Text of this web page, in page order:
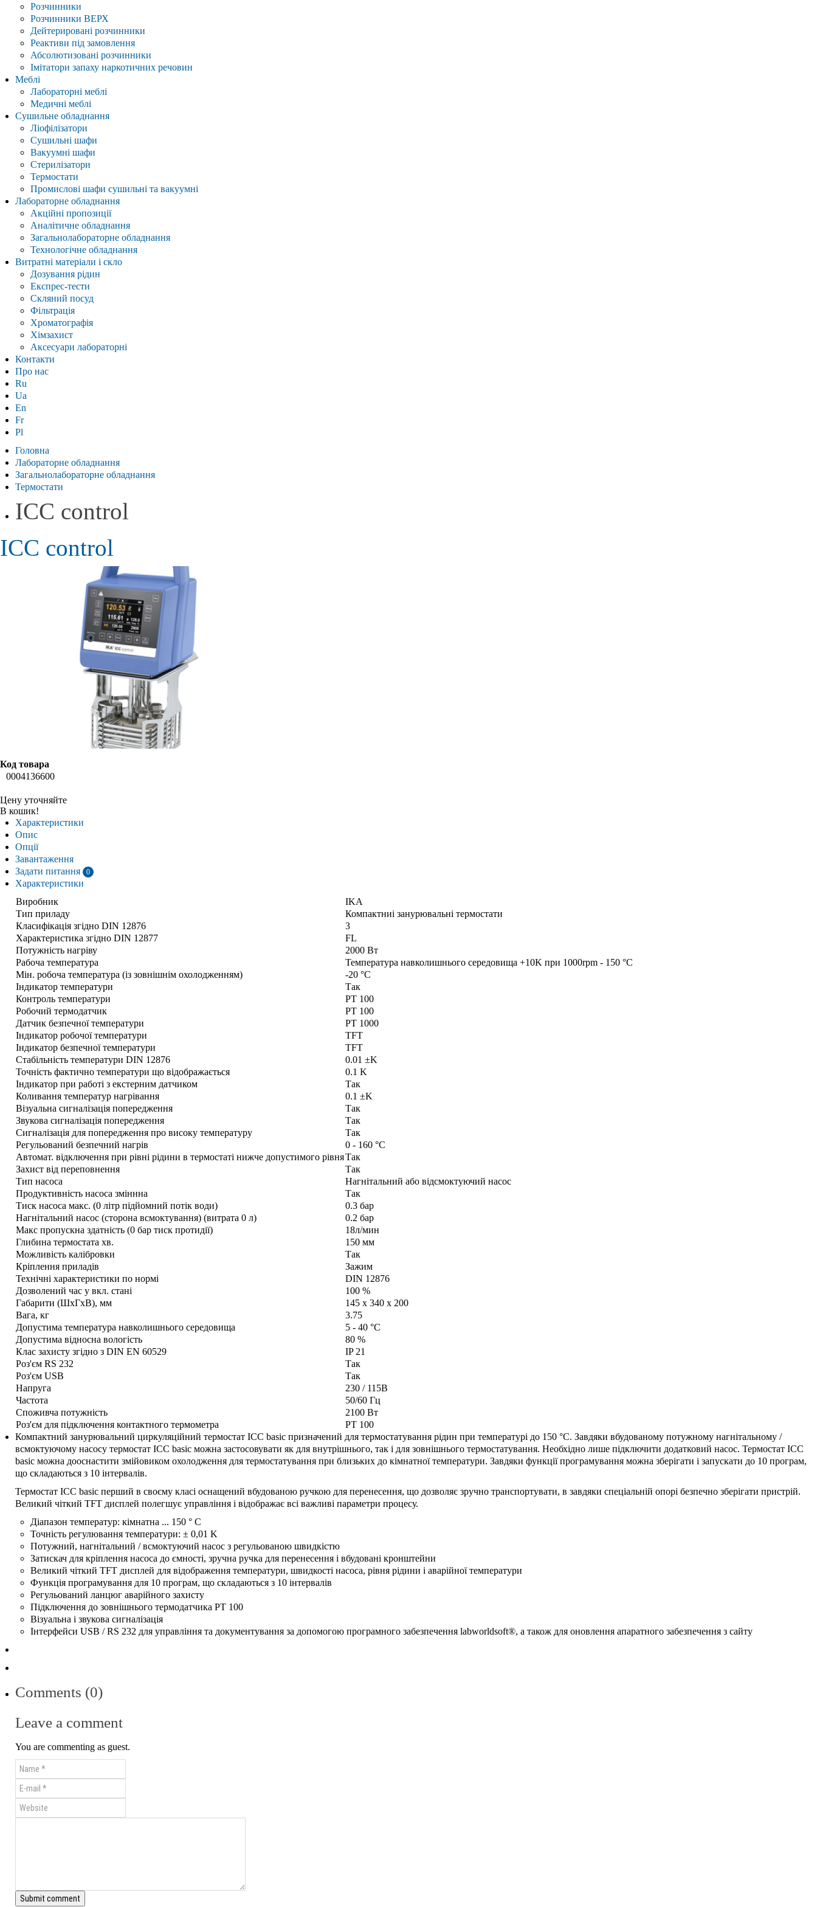
Розчинники
Розчинники ВЕРХ
Дейтерировані розчинники
Реактиви під замовлення
Абсолютизовані розчинники
Імітатори запаху наркотичних речовин
Меблі
Лабораторні меблі
Медичні меблі
Сушильне обладнання
Ліофілізатори
Сушильні шафи
Вакуумні шафи
Стерилізатори
Термостати
Промислові шафи сушильні та вакуумні
Лабораторне обладнання
Акційні пропозиції
Аналітичне обладнання
Загальнолабораторне обладнання
Технологічне обладнання
Витратні матеріали і скло
Дозування рідин
Експрес-тести
Скляний посуд
Фільтрація
Хроматографія
Хімзахист
Аксесуари лабораторні
Контакти
Про нас
Ru
Ua
En
Fr
Pl
Головна
Лабораторне обладнання
Загальнолабораторне обладнання
Термостати
ICC control
ICC control
Код товара
0004136600
Цену уточняйте
В кошик!
Характеристики
Опис
Опції
Завантаження
Задати питання
0
Характеристики
Виробник
IKA
Тип приладу
Компактниі занурювальні термостати
Класифікація згідно DIN 12876
3
Характеристика згідно DIN 12877
FL
Потужність нагріву
2000 Вт
Рабоча температура
Температура навколишнього середовища +10K при 1000rpm - 150 °C
Мін. робоча температура (із зовнішнім охолодженням)
-20 °C
Індикатор температури
Так
Контроль температури
PT 100
Робочий термодатчик
PT 100
Датчик безпечної температури
PT 1000
Індикатор робочої температури
TFT
Індикатор безпечної температури
TFT
Стабільність температури DIN 12876
0.01 ±K
Точність фактично температури що відображається
0.1 K
Індикатор при работі з екстерним датчиком
Так
Коливання температур нагрівання
0.1 ±K
Візуальна сигналізація попередження
Так
Звукова сигналізація попередження
Так
Сигналізація для попередження про високу температуру
Так
Регульований безпечний нагрів
0 - 160 °C
Автомат. відключення при рівні рідини в термостаті нижче допустимого рівняТак
Захист від переповнення
Так
Тип насоса
Нагнітальний або відсмоктуючий насос
Продуктивність насоса зміннна
Так
Тиск насоса макс. (0 літр підйомний потік води)
0.3 бар
Нагнітальний насос (сторона всмоктування) (витрата 0 л)
0.2 бар
Макс пропускна здатність (0 бар тиск протидії)
18л/мин
Глибина термостата хв.
150 мм
Можливість калібровки
Так
Кріплення приладів
Зажим
Технічні характеристики по нормі
DIN 12876
Дозволений час у вкл. стані
100 %
Габарити (ШхГхВ), мм
145 x 340 x 200
Вага, кг
3.75
Допустима температура навколишнього середовища
5 - 40 °C
Допустима відносна вологість
80 %
Клас захисту згідно з DIN EN 60529
IP 21
Роз'єм RS 232
Так
Роз'єм USB
Так
Напруга
230 / 115В
Частота
50/60 Гц
Споживча потужність
2100 Вт
Роз'єм для підключення контактного термометра
PT 100
Компактний занурювальний циркуляційний термостат ICC basic призначений для термостатування рідин при температурі до 150 °C. Завдяки вбудованому потужному нагнітальному /
всмоктуючому насосу термостат ICC basic можна застосовувати як для внутрішнього, так і для зовнішнього термостатування. Необхідно лише підключити додатковий насос. Термостат ICC
basic можна дооснастити змійовиком охолодження для термостатування при близьких до кімнатної температури. Завдяки функції програмування можна зберігати і запускати до 10 програм,
що складаються з 10 інтервалів.
Термостат ICC basic перший в своєму класі оснащений вбудованою ручкою для перенесення, що дозволяє зручно транспортувати, в завдяки спеціальній опорі безпечно зберігати пристрій.
Великий чіткий TFT дисплей полегшує управління і відображає всі важливі параметри процесу.
Діапазон температур: кімнатна ... 150 ° C
Точність регулювання температури: ± 0,01 K
Потужний, нагнітальний / всмоктуючий насос з регульованою швидкістю
Затискач для кріплення насоса до ємності, зручна ручка для перенесення і вбудовані кронштейни
Великий чіткий TFT дисплей для відображення температури, швидкості насоса, рівня рідини і аварійної температури
Функція програмування для 10 програм, що складаються з 10 інтервалів
Регульований ланцюг аварійного захисту
Підключення до зовнішнього термодатчика PT 100
Візуальна і звукова сигналізація
Інтерфейси USB / RS 232 для управління та документування за допомогою програмного забезпечення labworldsoft®, а також для оновлення апаратного забезпечення з сайту
Comments (0)
Leave a comment
You are commenting as guest.